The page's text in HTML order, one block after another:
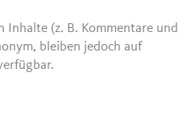
Inhalte (z. B. Kommentare und
bleiben jedoch auf